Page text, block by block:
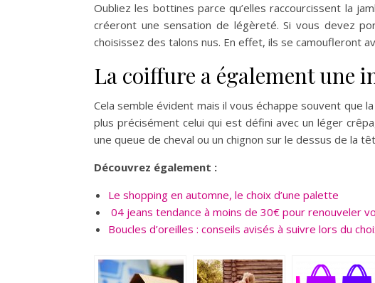
Oubliez les bottines parce qu’elles raccourcissent la
créeront une sensation de légèreté. Si vous devez
choisissez des talons nus. En effet, ils se camoufleront
La coiffure a également une
Cela semble évident mais il vous échappe souvent que
plus précisément celui qui est défini avec un léger
une queue de cheval ou un chignon sur le dessus de la
Découvrez également :
Le shopping en automne, le choix d’une palette
04 jeans tendance à moins de 30€ pour renouveler
Boucles d’oreilles : conseils avisés à suivre lors du